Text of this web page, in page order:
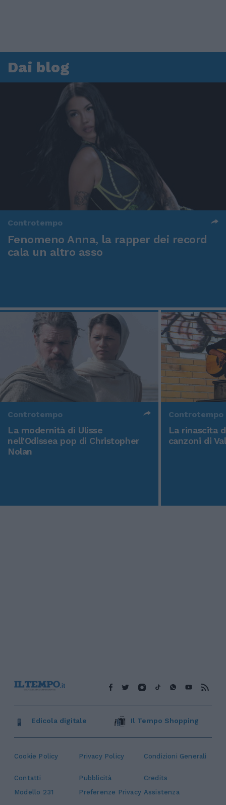
Dai blog
Controtempo
Fenomeno Anna, la rapper dei record
cala un altro asso
Controtempo
La modernità di Ulisse
nell'Odissea pop di Christopher
Nolan
Controtempo
La rinascita
canzoni di
Cookie Policy Privacy Policy Condizioni Generali
Contatti Pubblicità
Credits
Modello 231
Preferenze Privacy Assistenza
Edicola digitale Il Tempo Shopping